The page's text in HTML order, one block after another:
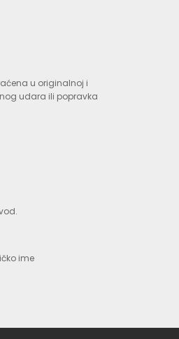
u originalnoj i
udara ili popravka
ime